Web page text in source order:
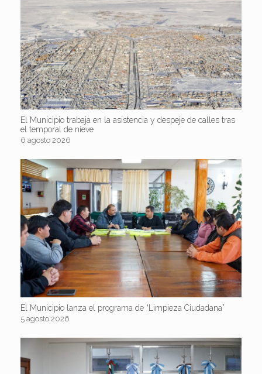
El Municipio trabaja en la asistencia y despeje de calles tras
el temporal de nieve
6 agosto 2026
El Municipio lanza el programa de “Limpieza Ciudadana”
5 agosto 2026